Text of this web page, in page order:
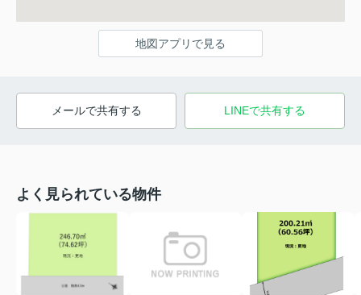
地図アプリで見る
メールで共有する LINEで共有する
よく見られている物件